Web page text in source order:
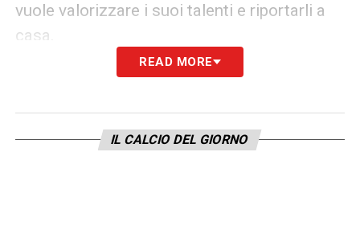
vuole valorizzare i suoi talenti e riportarli a
casa.
Per Ziyech, questa avventura rappresenta un
carriera, ma soprattutto dare qualcosa in più
al suo Paese, dentro e fuori dal campo. Il
READ MORE
IL CALCIO DEL GIORNO